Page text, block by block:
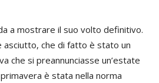
a mostrare il suo volto definitivo.
asciutto, che di fatto è stato un
che si preannunciasse un’estate
è stata nella norma